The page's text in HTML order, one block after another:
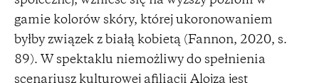
gamie kolorów skóry, której ukoronowaniem
byłby związek z białą kobietą (Fannon, 2020, s.
89). W spektaklu niemożliwy do spełnienia
scenariusz kulturowej afiliacji Alojza jest